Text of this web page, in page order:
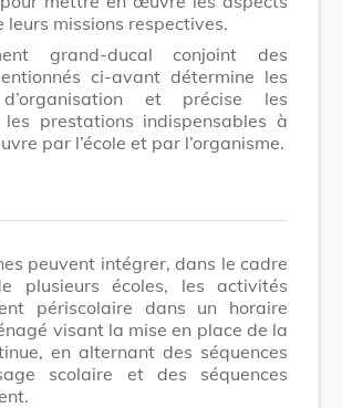
leurs missions respectives.
grand-ducal conjoint des
ci-avant détermine les
et précise les
prestations indispensables à
par l’école et par l’organisme.
peuvent intégrer, dans le cadre
plusieurs écoles, les activités
périscolaire dans un horaire
visant la mise en place de la
en alternant des séquences
scolaire et des séquences